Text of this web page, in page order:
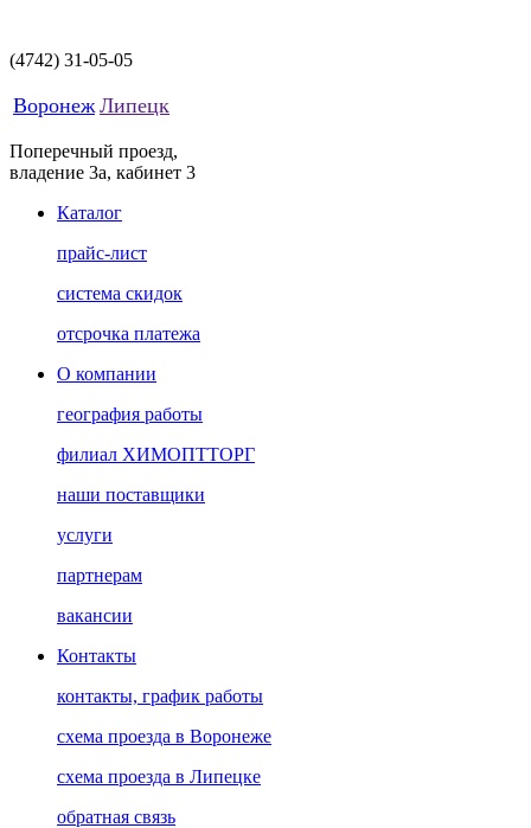
(4742) 31-05-05
Воронеж Липецк
Поперечный проезд,
владение 3а, кабинет 3
Каталог
прайс-лист
система скидок
отсрочка платежа
О компании
география работы
филиал ХИМОПТТОРГ
наши поставщики
услуги
партнерам
вакансии
Контакты
контакты, график работы
схема проезда в Воронеже
схема проезда в Липецке
обратная связь